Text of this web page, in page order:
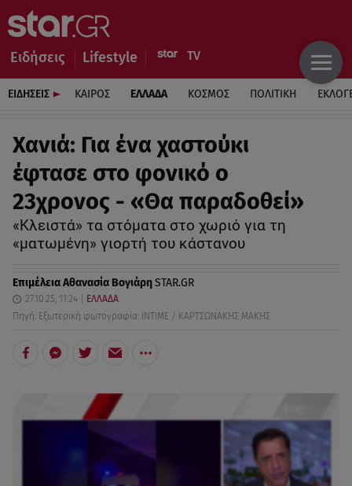
Ειδήσεις Lifestyle
ΕΙΔΗΣΕΙΣ ΚΑΙΡΟΣ ΕΛΛΑΔΑ ΚΟΣΜΟΣ ΠΟΛΙΤΙΚΗ
Χανιά: Για ένα χαστούκι
έφτασε στο φονικό ο
23χρονος - «Θα παραδοθεί»
«Κλειστά» τα στόματα στο χωριό για τη
«ματωμένη» γιορτή του κάστανου
ΕπιμέλειαΑθανασία ΒογιάρηSTAR.GR
27.10.25, 11:24
ΕΛΛΑΔΑ
Πηγή: Εξωτερική φωτογραφία: INTIME / ΚΑΡΤΣΩΝΑΚΗΣ ΜΑΚΗΣ